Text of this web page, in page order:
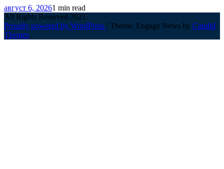
август 6, 20261 min read
All Rights Reserved 2021.
Proudly powered by WordPress | Theme: Engage News by Candid
Themes.